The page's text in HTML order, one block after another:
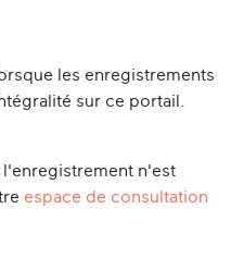
les enregistrements
sur ce portail.
n'est
espace de consultation